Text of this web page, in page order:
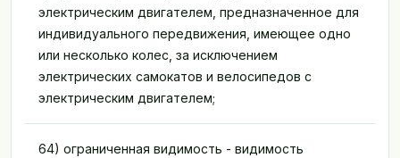
электрическим двигателем, предназначенное для
индивидуального передвижения, имеющее одно
или несколько колес, за исключением
электрических самокатов и велосипедов с
электрическим двигателем;
64) ограниченная видимость - видимость